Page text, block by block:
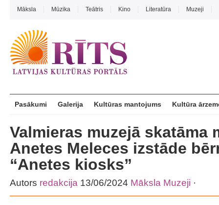
Māksla Mūzika Teātris Kino Literatūra Muzeji
Pasākumi Galerija Kultūras mantojums Kultūra
Valmieras muzejā skatāma
Anetes Meleces izstāde
“Anetes kiosks”
Autors redakcija 13/06/2024 Māksla Muzeji ·